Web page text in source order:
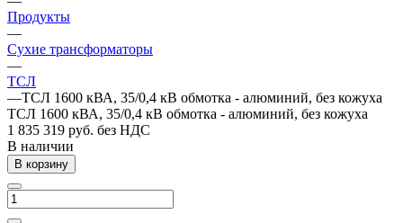
Продукты
—
Сухие трансформаторы
—
ТСЛ
—ТСЛ 1600 кВА, 35/0,4 кВ обмотка - алюминий, без кожуха
ТСЛ 1600 кВА, 35/0,4 кВ обмотка - алюминий, без кожуха
1 835 319 руб. без НДС
В наличии
В корзину